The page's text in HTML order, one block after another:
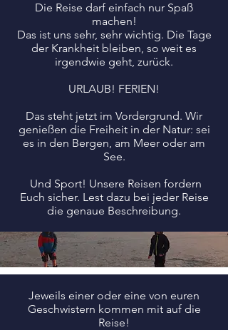
​Die Reise darf einfach nur Spaß
machen!
Das ist uns sehr, sehr wichtig. Die Tage
der Krankheit bleiben, so weit es
irgendwie geht, zurück.
URLAUB! FERIEN!
Das steht jetzt im Vordergrund. Wir
genießen die Freiheit in der Natur: sei
es in den Bergen, am Meer oder am
See.
Und Sport! Unsere Reisen fordern
Euch sicher. Lest dazu bei jeder Reise
die genaue Beschreibung.
Jeweils einer oder eine von euren
Geschwistern kommen mit auf die
Reise!